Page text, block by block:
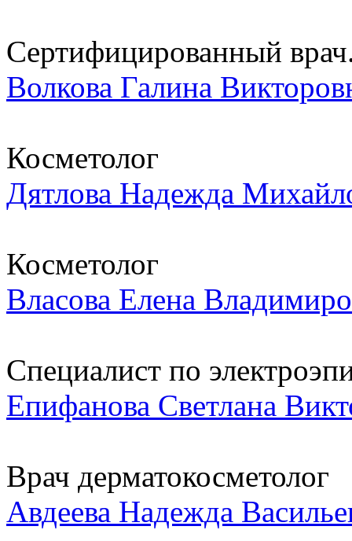
Сертифицированный
Волкова Галина
Косметолог
Дятлова Надежда
Косметолог
Власова Елена
Специалист по
Епифанова Светлана
Врач дерматокосметолог
Авдеева Надежда